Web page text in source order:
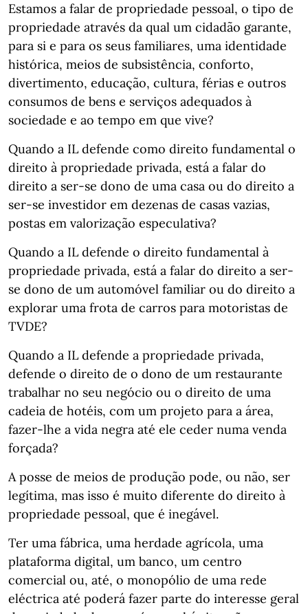
Estamos a falar de propriedade pessoal, o tipo de
propriedade através da qual um cidadão garante,
para si e para os seus familiares, uma identidade
histórica, meios de subsistência, conforto,
divertimento, educação, cultura, férias e outros
consumos de bens e serviços adequados à
sociedade e ao tempo em que vive?
Quando a IL defende como direito fundamental o
direito à propriedade privada, está a falar do
direito a ser-se dono de uma casa ou do direito a
ser-se investidor em dezenas de casas vazias,
postas em valorização especulativa?
Quando a IL defende o direito fundamental à
propriedade privada, está a falar do direito a ser-
se dono de um automóvel familiar ou do direito a
explorar uma frota de carros para motoristas de
TVDE?
Quando a IL defende a propriedade privada,
defende o direito de o dono de um restaurante
trabalhar no seu negócio ou o direito de uma
cadeia de hotéis, com um projeto para a área,
fazer-lhe a vida negra até ele ceder numa venda
forçada?
A posse de meios de produção pode, ou não, ser
legítima, mas isso é muito diferente do direito à
propriedade pessoal, que é inegável.
Ter uma fábrica, uma herdade agrícola, uma
plataforma digital, um banco, um centro
comercial ou, até, o monopólio de uma rede
eléctrica até poderá fazer parte do interesse geral